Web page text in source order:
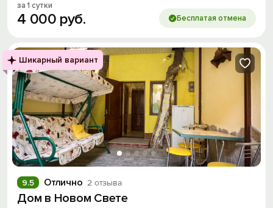
за 1 сутки
4 000 руб. Бесплатая отмена
Шикарный вариант
Отлично 2 отзыва
9.5
Дом в Новом Свете